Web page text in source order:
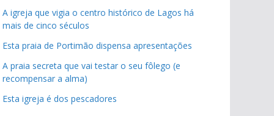
A igreja que vigia o centro histórico de Lagos há
mais de cinco séculos
Esta praia de Portimão dispensa apresentações
A praia secreta que vai testar o seu fôlego (e
recompensar a alma)
Esta igreja é dos pescadores